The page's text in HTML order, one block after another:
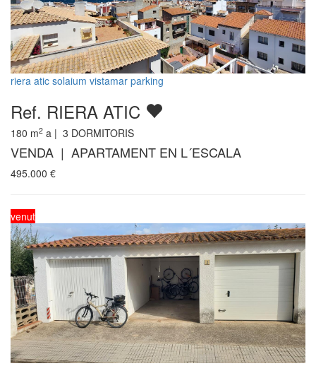
riera atic solaium vistamar parking
Ref. RIERA ATIC
180 m2 a | 3 DORMITORIS
VENDA | APARTAMENT EN L´ESCALA
495.000 €
venut